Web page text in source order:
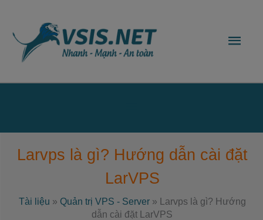
của
đầu
trang
Larvps là gì? Hướng dẫn cài đặt
LarVPS
Tài liệu » Quản trị VPS - Server» Larvps là gì? Hướng
dẫn cài đặt LarVPS